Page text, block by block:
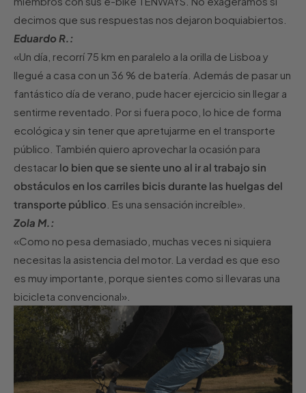
decimos que sus respuestas nos dejaron boquiabiertos.
Eduardo R.:
«Un día, recorrí 75 km en paralelo a la orilla de Lisboa y
llegué a casa con un 36 % de batería. Además de pasar un
fantástico día de verano, pude hacer ejercicio sin llegar a
sentirme reventado. Por si fuera poco, lo hice de forma
ecológica y sin tener que apretujarme en el transporte
público. También quiero aprovechar la ocasión para
destacar lo bien que se siente uno al ir al trabajo sin
obstáculos en los carriles bicis durante las huelgas del
transporte público . Es una sensación increíble».
Zola M.:
«Como no pesa demasiado, muchas veces ni siquiera
necesitas la asistencia del motor. La verdad es que eso
es muy importante, porque sientes como si llevaras una
bicicleta convencional».